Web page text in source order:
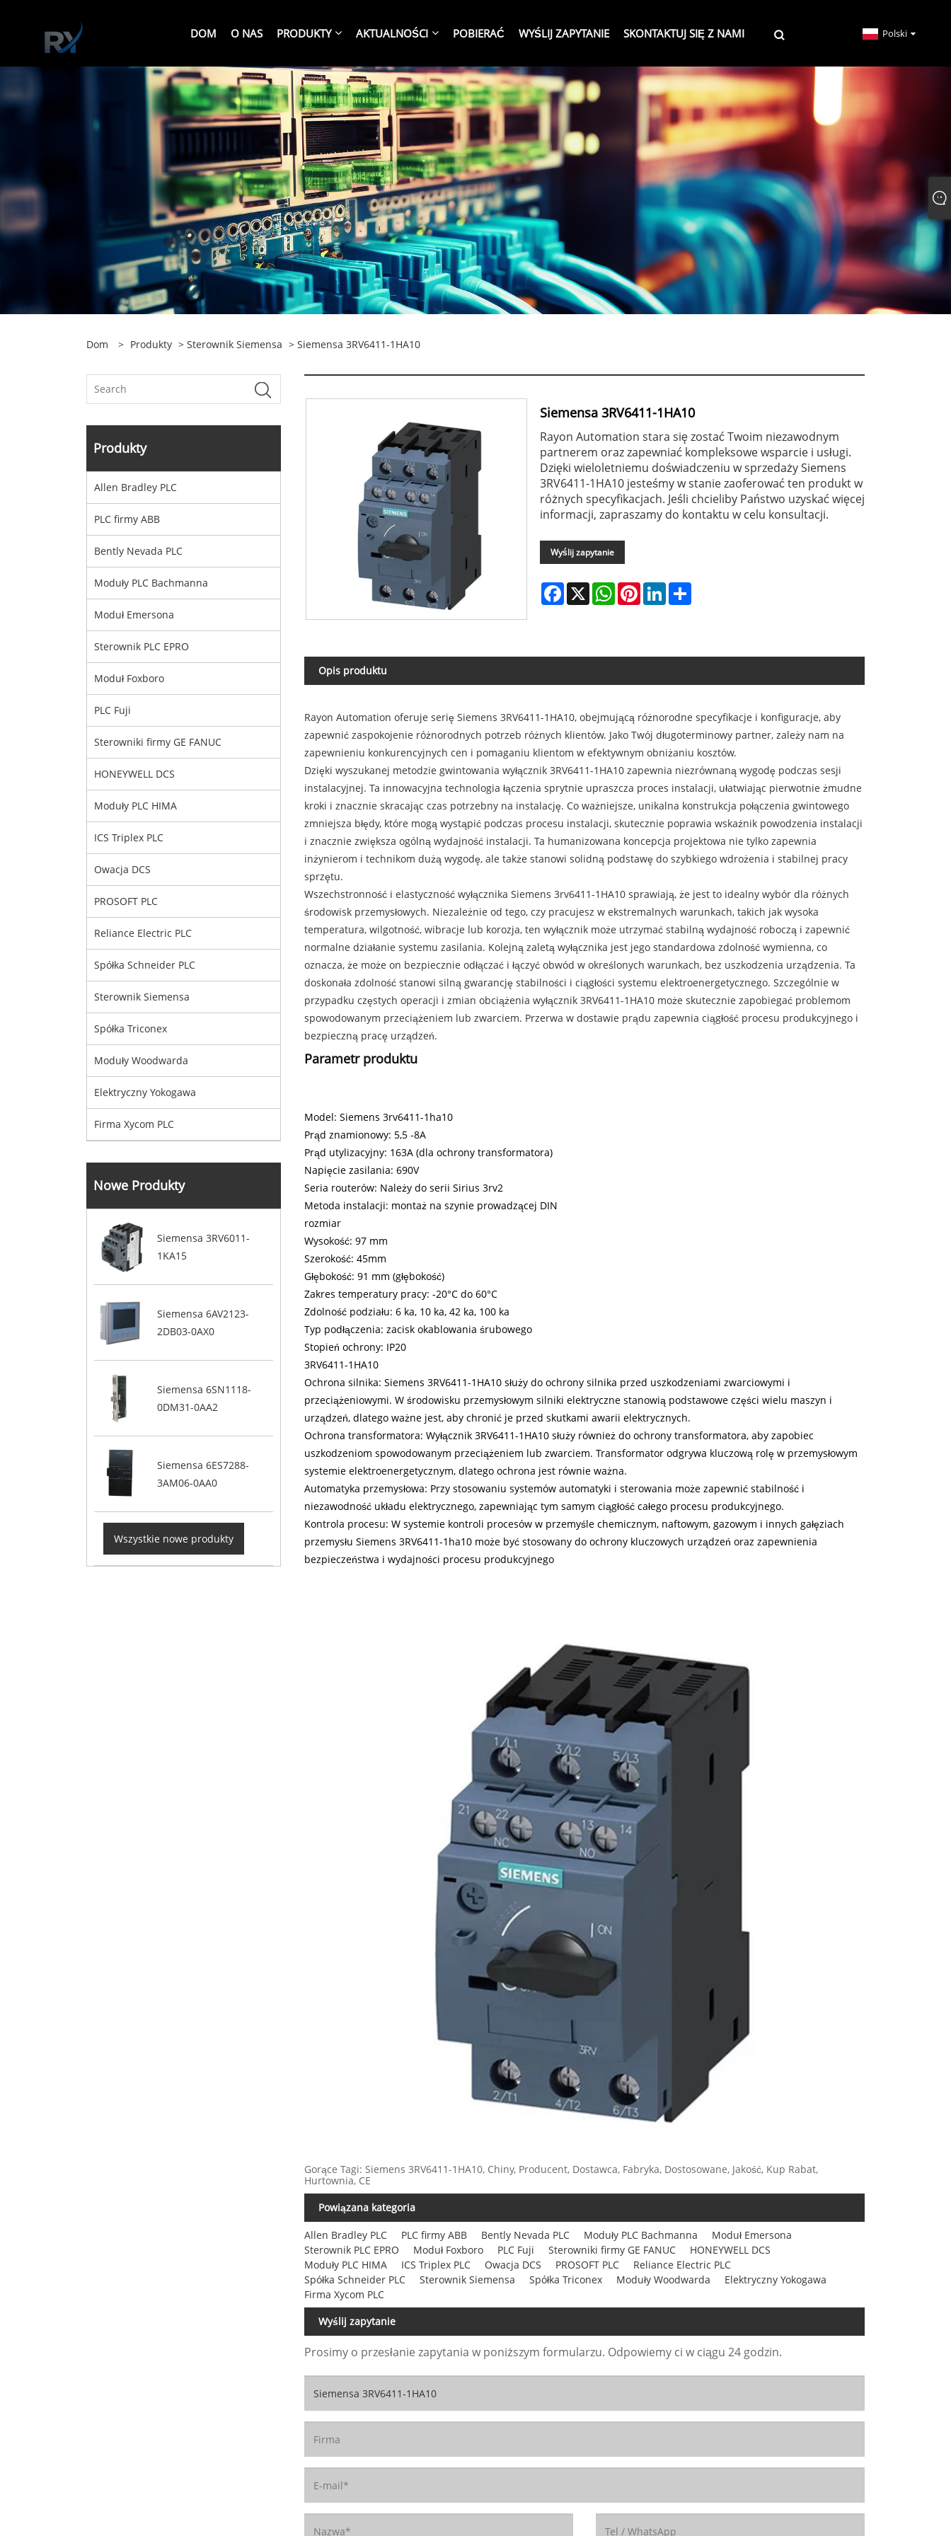
DOM O NAS PRODUKTY AKTUALNOŚCI POBIERAĆ WYŚLIJ ZAPYTANIE SKONTAKTUJ SIĘ Z NAMI Polski
Dom > Produkty > Sterownik Siemensa > Siemensa 3RV6411-1HA10
Produkty
Allen Bradley PLC
PLC firmy ABB
Bently Nevada PLC
Moduły PLC Bachmanna
Moduł Emersona
Sterownik PLC EPRO
Moduł Foxboro
PLC Fuji
Sterowniki firmy GE FANUC
HONEYWELL DCS
Moduły PLC HIMA
ICS Triplex PLC
Owacja DCS
PROSOFT PLC
Reliance Electric PLC
Spółka Schneider PLC
Sterownik Siemensa
Spółka Triconex
Moduły Woodwarda
Elektryczny Yokogawa
Firma Xycom PLC
Nowe Produkty
Siemensa 3RV6011-
1KA15
Siemensa 6AV2123-
2DB03-0AX0
Siemensa 6SN1118-
0DM31-0AA2
Siemensa 6ES7288-
3AM06-0AA0
Wszystkie nowe produkty
Siemensa 3RV6411-1HA10
Rayon Automation stara się zostać Twoim niezawodnym
partnerem oraz zapewniać kompleksowe wsparcie i usługi.
Dzięki wieloletniemu doświadczeniu w sprzedaży Siemens
3RV6411-1HA10 jesteśmy w stanie zaoferować ten produkt w
różnych specyfikacjach. Jeśli chcieliby Państwo uzyskać więcej
informacji, zapraszamy do kontaktu w celu konsultacji.
Wyślij zapytanie
Facebook
X WhatsAppPinterestLinkedInShare
Opis produktu
Rayon Automation oferuje serię Siemens 3RV6411-1HA10, obejmującą różnorodne specyfikacje i konfiguracje, aby
zapewnić zaspokojenie różnorodnych potrzeb różnych klientów. Jako Twój długoterminowy partner, zależy nam na
zapewnieniu konkurencyjnych cen i pomaganiu klientom w efektywnym obniżaniu kosztów.
Dzięki wyszukanej metodzie gwintowania wyłącznik 3RV6411-1HA10 zapewnia niezrównaną wygodę podczas sesji
instalacyjnej. Ta innowacyjna technologia łączenia sprytnie upraszcza proces instalacji, ułatwiając pierwotnie żmudne
kroki i znacznie skracając czas potrzebny na instalację. Co ważniejsze, unikalna konstrukcja połączenia gwintowego
zmniejsza błędy, które mogą wystąpić podczas procesu instalacji, skutecznie poprawia wskaźnik powodzenia instalacji
i znacznie zwiększa ogólną wydajność instalacji. Ta humanizowana koncepcja projektowa nie tylko zapewnia
inżynierom i technikom dużą wygodę, ale także stanowi solidną podstawę do szybkiego wdrożenia i stabilnej pracy
sprzętu.
Wszechstronność i elastyczność wyłącznika Siemens 3rv6411-1HA10 sprawiają, że jest to idealny wybór dla różnych
środowisk przemysłowych. Niezależnie od tego, czy pracujesz w ekstremalnych warunkach, takich jak wysoka
temperatura, wilgotność, wibracje lub korozja, ten wyłącznik może utrzymać stabilną wydajność roboczą i zapewnić
normalne działanie systemu zasilania. Kolejną zaletą wyłącznika jest jego standardowa zdolność wymienna, co
oznacza, że ​​może on bezpiecznie odłączać i łączyć obwód w określonych warunkach, bez uszkodzenia urządzenia. Ta
doskonała zdolność stanowi silną gwarancję stabilności i ciągłości systemu elektroenergetycznego. Szczególnie w
przypadku częstych operacji i zmian obciążenia wyłącznik 3RV6411-1HA10 może skutecznie zapobiegać problemom
spowodowanym przeciążeniem lub zwarciem. Przerwa w dostawie prądu zapewnia ciągłość procesu produkcyjnego i
bezpieczną pracę urządzeń.
Parametr produktu
Model: Siemens 3rv6411-1ha10
Prąd znamionowy: 5,5 -8A
Prąd utylizacyjny: 163A (dla ochrony transformatora)
Napięcie zasilania: 690V
Seria routerów: Należy do serii Sirius 3rv2
Metoda instalacji: montaż na szynie prowadzącej DIN
rozmiar
Wysokość: 97 mm
Szerokość: 45mm
Głębokość: 91 mm (głębokość)
Zakres temperatury pracy: -20°C do 60°C
Zdolność podziału: 6 ka, 10 ka, 42 ka, 100 ka
Typ podłączenia: zacisk okablowania śrubowego
Stopień ochrony: IP20
3RV6411-1HA10
Ochrona silnika: Siemens 3RV6411-1HA10 służy do ochrony silnika przed uszkodzeniami zwarciowymi i
przeciążeniowymi. W środowisku przemysłowym silniki elektryczne stanowią podstawowe części wielu maszyn i
urządzeń, dlatego ważne jest, aby chronić je przed skutkami awarii elektrycznych.
Ochrona transformatora: Wyłącznik 3RV6411-1HA10 służy również do ochrony transformatora, aby zapobiec
uszkodzeniom spowodowanym przeciążeniem lub zwarciem. Transformator odgrywa kluczową rolę w przemysłowym
systemie elektroenergetycznym, dlatego ochrona jest równie ważna.
Automatyka przemysłowa: Przy stosowaniu systemów automatyki i sterowania może zapewnić stabilność i
niezawodność układu elektrycznego, zapewniając tym samym ciągłość całego procesu produkcyjnego.
Kontrola procesu: W systemie kontroli procesów w przemyśle chemicznym, naftowym, gazowym i innych gałęziach
przemysłu Siemens 3RV6411-1ha10 może być stosowany do ochrony kluczowych urządzeń oraz zapewnienia
bezpieczeństwa i wydajności procesu produkcyjnego
Gorące Tagi: Siemens 3RV6411-1HA10, Chiny, Producent, Dostawca, Fabryka, Dostosowane, Jakość, Kup Rabat,
Hurtownia, CE
Powiązana kategoria
Allen Bradley PLC PLC firmy ABB Bently Nevada PLC Moduły PLC Bachmanna
Moduł Emersona
Sterownik PLC EPRO
Moduł Foxboro PLC Fuji Sterowniki firmy GE FANUC
HONEYWELL DCS
Moduły PLC HIMA
ICS Triplex PLC Owacja DCS PROSOFT PLC
Reliance Electric PLC
Spółka Schneider PLC
Sterownik Siemensa Spółka Triconex Moduły Woodwarda
Elektryczny Yokogawa
Firma Xycom PLC
Wyślij zapytanie
Prosimy o przesłanie zapytania w poniższym formularzu. Odpowiemy ci w ciągu 24 godzin.